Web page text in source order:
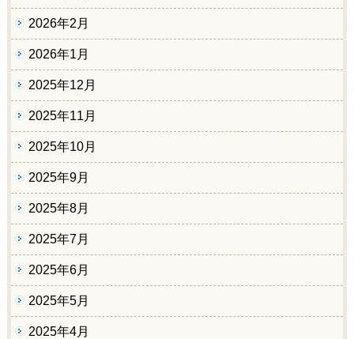
2026年2月
2026年1月
2025年12月
2025年11月
2025年10月
2025年9月
2025年8月
2025年7月
2025年6月
2025年5月
2025年4月